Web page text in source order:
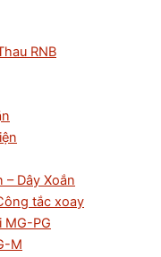
RNB
– Dây Xoắn
tắc xoay
MG-PG
M